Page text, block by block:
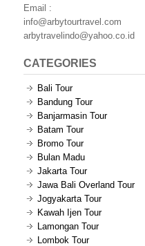
Email :
info@arbytourtravel.com
arbytravelindo@yahoo.co.id
CATEGORIES
Bali Tour
Bandung Tour
Banjarmasin Tour
Batam Tour
Bromo Tour
Bulan Madu
Jakarta Tour
Jawa Bali Overland Tour
Jogyakarta Tour
Kawah Ijen Tour
Lamongan Tour
Lombok Tour